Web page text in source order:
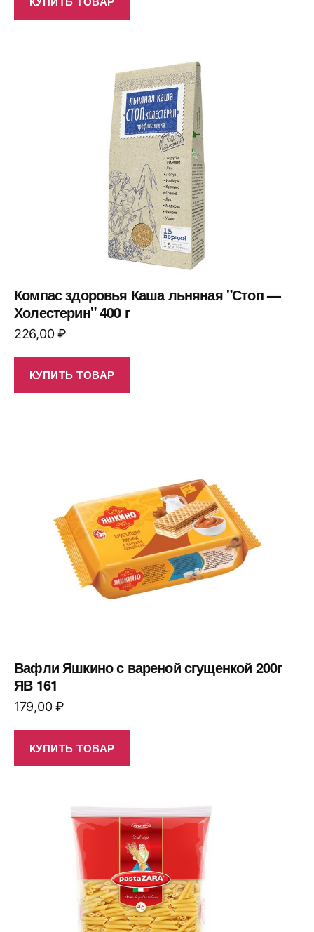
Компас здоровья Каша льняная "Стоп —
Холестерин" 400 г
226,00₽
КУПИТЬ ТОВАР
Вафли Яшкино с вареной сгущенкой 200г
ЯВ 161
179,00₽
КУПИТЬ ТОВАР